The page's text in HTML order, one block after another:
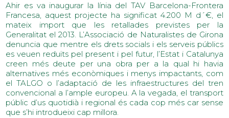
Ahir es va inaugurar la línia del TAV Barcelona-Frontera
Francesa, aquest projecte ha significat 4.200 M d´€, el
mateix import que les retallades previstes per la
Generalitat el 2013. L’Associació de Naturalistes de Girona
denuncia que mentre els drets socials i els serveis públics
es veuen reduïts pel present i pel futur, l’Estat i Catalunya
creen més deute per una obra per a la qual hi havia
alternatives més econòmiques i menys impactants, com
el TALGO o l’adaptació de les infraestructures del tren
convencional a l’ample europeu. A la vegada, el transport
públic d’us quotidià i regional és cada cop més car sense
que s’hi introdueixi cap millora.